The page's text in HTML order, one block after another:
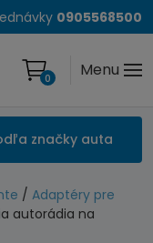
0905568500
Menu
0
značky auta
/ Adaptéry pre
autorádia na